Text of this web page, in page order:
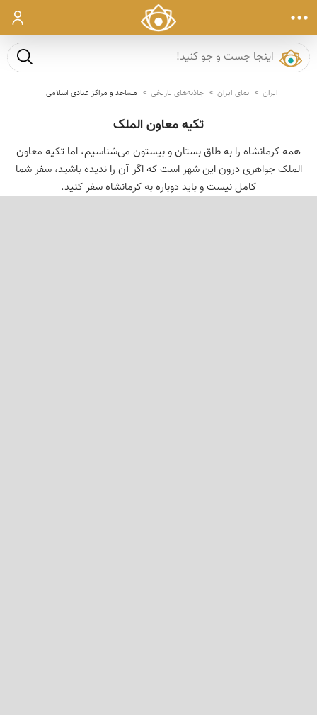
ورود
جست و
ایران نمای ایران جاذبه‌های تاریخی مساجد و مراکز عبادی اسلامی
تکیه معاون الملک
همه کرمانشاه را به طاق بستان و بیستون می‌شناسیم، اما تکیه معاون
الملک جواهری درون این شهر است که اگر آن را ندیده باشید، سفر شما
کامل نیست و باید دوباره به کرمانشاه سفر کنید.